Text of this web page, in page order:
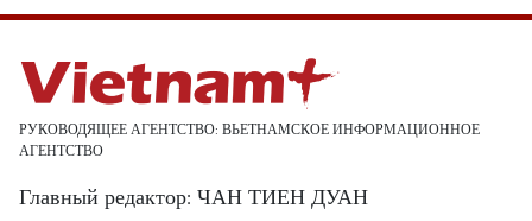
РУКОВОДЯЩЕЕ АГЕНТСТВО: ВЬЕТНАМСКОЕ ИНФОРМАЦИОННОЕ
АГЕНТСТВО
Главный редактор: ЧАН ТИЕН ДУАН